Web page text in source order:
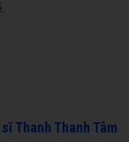
Thanh Thanh Tâm